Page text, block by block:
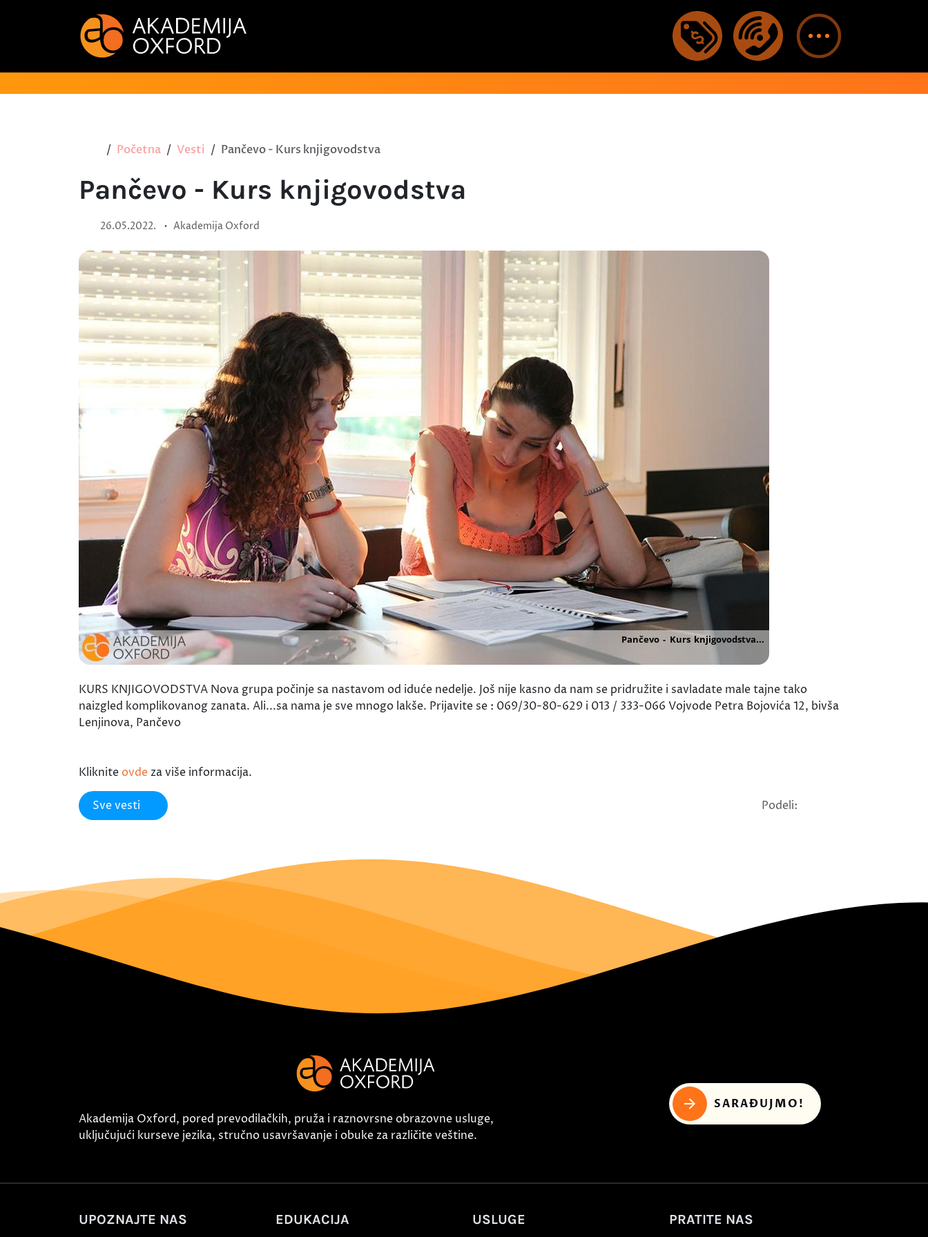
Početna Vesti Pančevo - Kurs knjigovodstva
Pančevo - Kurs knjigovodstva
26.05.2022. • Akademija Oxford
KURS KNJIGOVODSTVA Nova grupa počinje sa nastavom od iduće nedelje. Još nije kasno da nam se pridružite i savladate male tajne tako
naizgled komplikovanog zanata. Ali...sa nama je sve mnogo lakše. Prijavite se : 069/30-80-629 i 013 / 333-066 Vojvode Petra Bojovića 12, bivša
Lenjinova, Pančevo
Kliknite ovde za više informacija.
Sve vesti Podeli:
Akademija Oxford, pored prevodilačkih, pruža i raznovrsne obrazovne usluge,
uključujući kurseve jezika, stručno usavršavanje i obuke za različite veštine.
SARAĐUJMO!
UPOZNAJTE NAS EDUKACIJA USLUGE PRATITE NAS